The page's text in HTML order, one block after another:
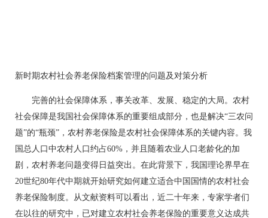
新时期农村社会养老保险档案管理的问题及对策分析
完善的社会保障体系，事关改革、发展、稳定的大局。农村
社会保障是我国社会保障体系的重要组成部分，也是解决“三农问
题”的“瓶颈”，农村养老保险是农村社会保障体系的关键内容。我
国总人口中农村人口约占60%，并且随着农业人口老龄化的加
剧，农村养老问题变得日益突出。在此背景下，我国理论界早在
20世纪80年代中期就开始研究如何建立适合中国国情的农村社会
养老保险制度。从文献资料可以看出，近二十年来，专家学者们
在以往的研究中，已对建立农村社会养老保险的重要意义达成共